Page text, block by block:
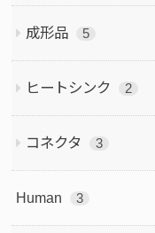
成形品 5
ヒートシンク 2
コネクタ 3
Human 3